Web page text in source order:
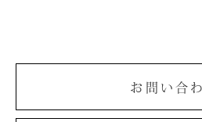
お問い合